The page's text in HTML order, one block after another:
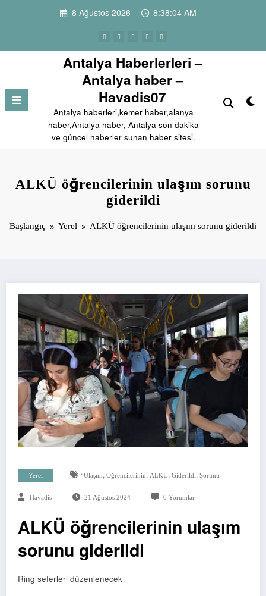
8 Ağustos 2026 8:38:05 AM
Antalya Haberlerleri –
Antalya haber –
Havadis07
Antalya haberleri,kemer haber,alanya
haber,Antalya haber, Antalya son dakika
ve güncel haberler sunan haber sitesi.
ALKÜ öğrencilerinin ulaşım sorunu
giderildi
Başlangıç Yerel ALKÜ öğrencilerinin ulaşım sorunu giderildi
Yerel “Ulaşım, Öğrencilerinin, ALKÜ, Giderildi, Sorunu
Havadis 21 Ağustos 2024 0 Yorumlar
ALKÜ öğrencilerinin ulaşım
sorunu giderildi
Ring seferleri düzenlenecek